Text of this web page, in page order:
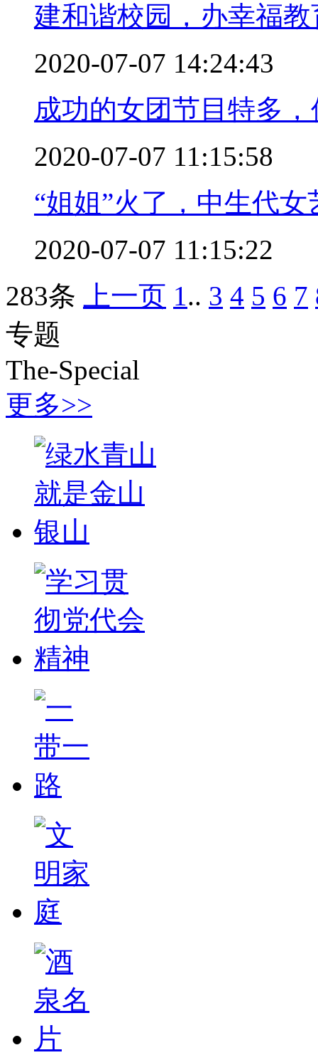
建和谐校园，办幸福
2020-07-07 14:24:43
成功的女团节目特多
2020-07-07 11:15:58
“姐姐”火了，中生代
2020-07-07 11:15:22
283条
上一页 1.. 3 4 5 6 7
专题
The-Special
更多>>